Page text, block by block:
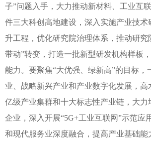
子”问题入手，大力推动新材料、工业互
件三大科创高地建设，深入实施产业技术
升工程，优化研究院治理体系，推动研究
带动”转变，打造一批新型研发机构样板
能力。要聚焦“大优强、绿新高”的目标，
业、战略新兴产业和产业数字化发展，高
亿级产业集群和十大标志性产业链，大力
企业，深入开展“5G+工业互联网”示范应
和现代服务业深度融合，提高产业基础能